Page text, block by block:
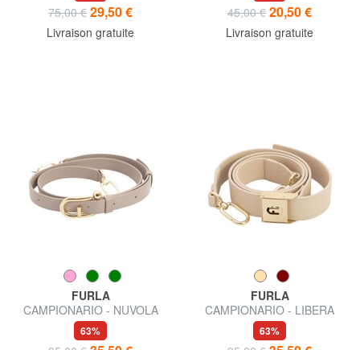
75,00 € 29,50 €
Livraison gratuite
45,00 € 20,50 €
Livraison gratuite
FURLA
CAMPIONARIO - NUVOLA
bandoulière en cuir
63%
FURLA
CAMPIONARIO - LIBERA
Bandoulière
63%